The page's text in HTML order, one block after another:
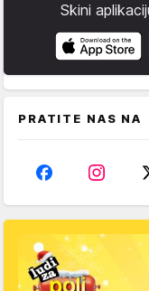
Skini
PRATITE NAS NA